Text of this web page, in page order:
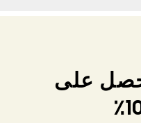
على